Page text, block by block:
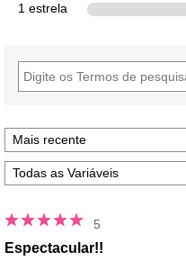
1 estrela
5
Espectacular!!